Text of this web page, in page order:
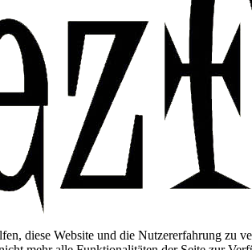
diese Website und die Nutzererfahrung zu